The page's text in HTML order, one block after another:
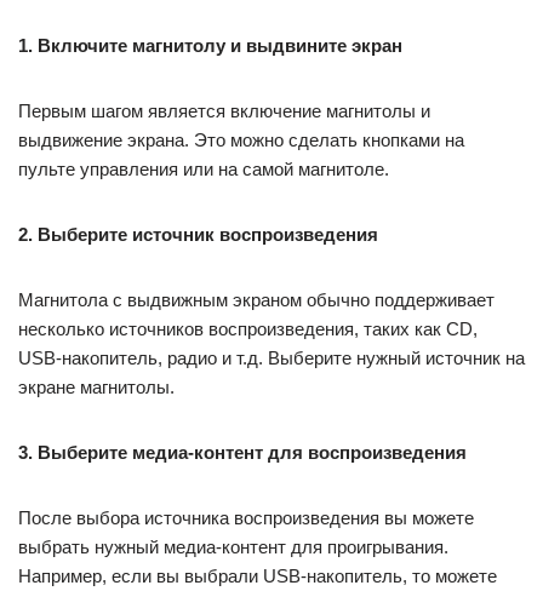
1. Включите магнитолу и выдвините экран
Первым шагом является включение магнитолы и
выдвижение экрана. Это можно сделать кнопками на
пульте управления или на самой магнитоле.
2. Выберите источник воспроизведения
Магнитола с выдвижным экраном обычно поддерживает
несколько источников воспроизведения, таких как CD,
USB-накопитель, радио и т.д. Выберите нужный источник на
экране магнитолы.
3. Выберите медиа-контент для воспроизведения
После выбора источника воспроизведения вы можете
выбрать нужный медиа-контент для проигрывания.
Например, если вы выбрали USB-накопитель, то можете